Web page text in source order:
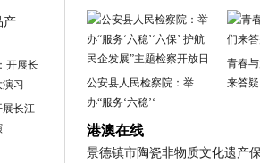
产
展长江
公安县人民检察院：举
办“服务‘六稳’‘
青春
来答疑
港澳在线
景德镇市陶瓷非物质文化遗产